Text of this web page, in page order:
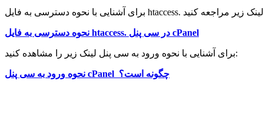
نحوه دسترسی به فایل htaccess. در سی پنل cPanel
برای آشنایی با نحوه ورود به سی پنل لینک زیر را مشاهده کنید:
نحوه ورود به سی پنل cPanel چگونه است؟